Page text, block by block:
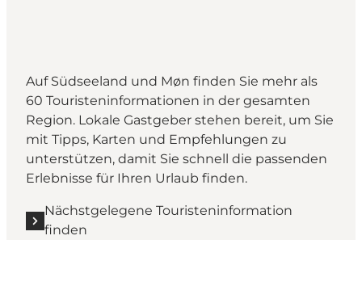
Auf Südseeland und Møn finden Sie mehr als
60 Touristeninformationen in der gesamten
Region. Lokale Gastgeber stehen bereit, um Sie
mit Tipps, Karten und Empfehlungen zu
unterstützen, damit Sie schnell die passenden
Erlebnisse für Ihren Urlaub finden.
Nächstgelegene Touristeninformation
finden